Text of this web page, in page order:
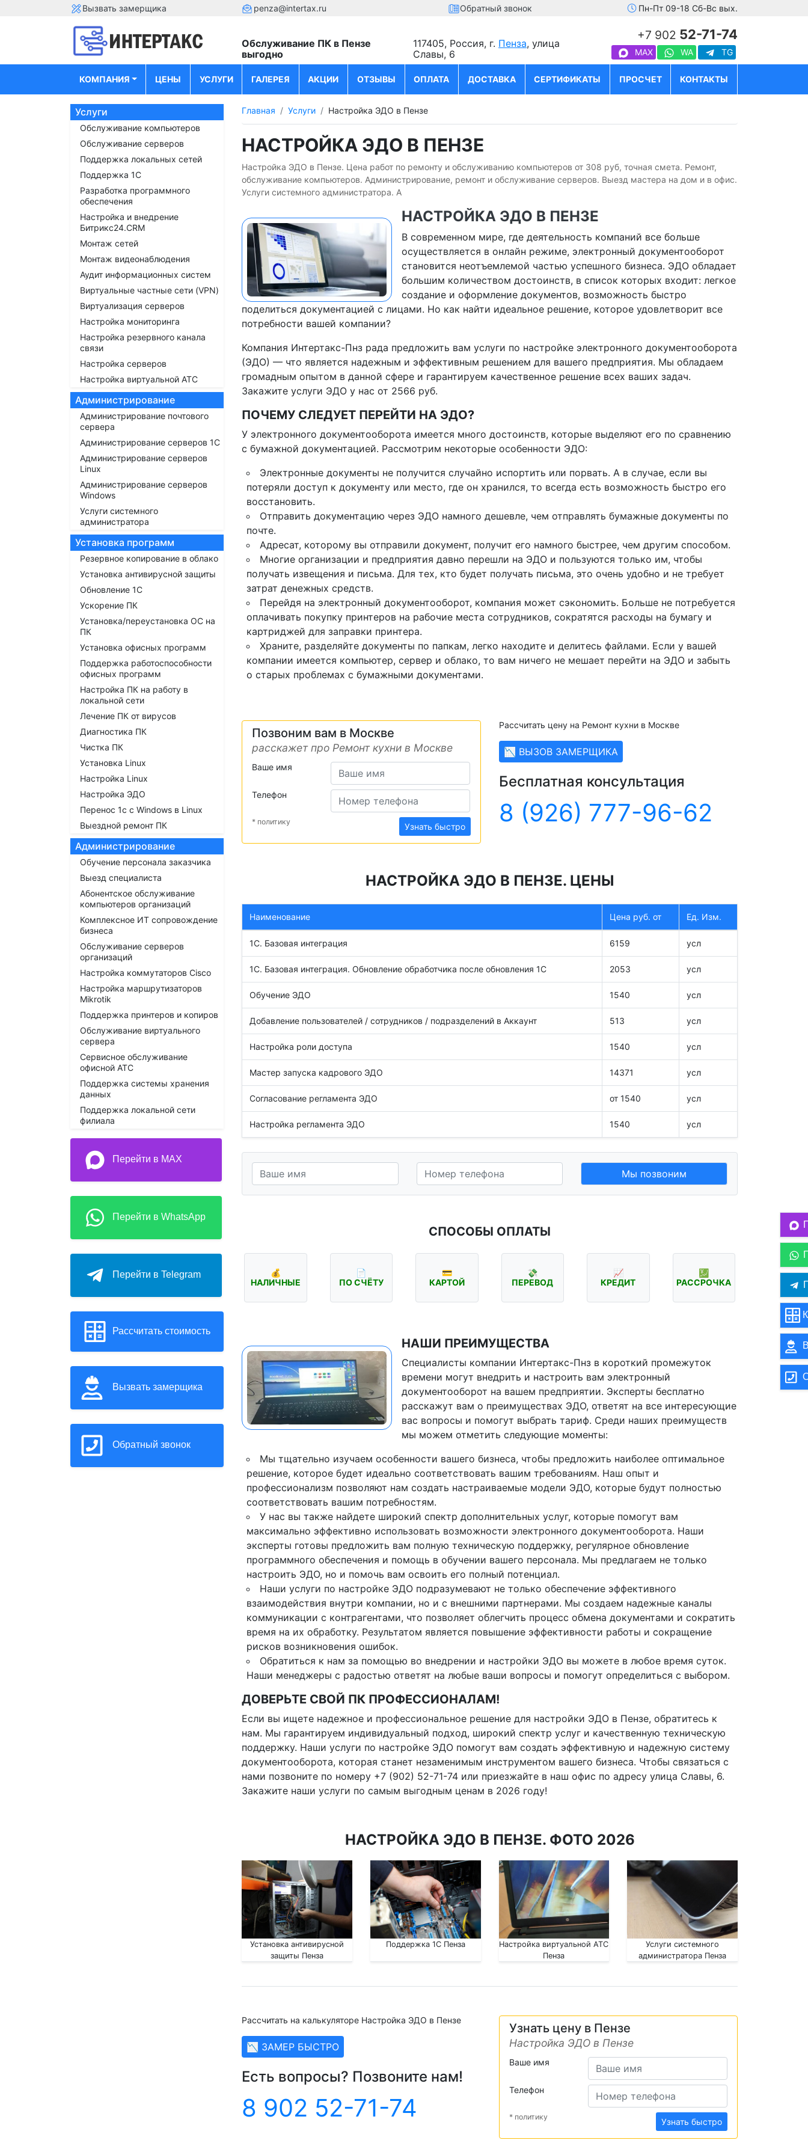
Вызвать замерщика penza@intertax.ru Обратный звонок Пн-Пт 09-18 Сб-Вс вых.
Обслуживание ПК в Пензе
выгодно
117405, Россия, г. Пенза, улица
Славы, 6
+7 902 52-71-74
MAX WA TG
КОМПАНИЯ ЦЕНЫ УСЛУГИ ГАЛЕРЕЯ АКЦИИ ОТЗЫВЫ ОПЛАТА ДОСТАВКА СЕРТИФИКАТЫ ПРОСЧЕТ КОНТАКТЫ
Услуги
Обслуживание компьютеров
Обслуживание серверов
Поддержка локальных сетей
Поддержка 1С
Разработка программного
обеспечения
Настройка и внедрение
Битрикс24.CRM
Монтаж сетей
Монтаж видеонаблюдения
Аудит информационных систем
Виртуальные частные сети (VPN)
Виртуализация серверов
Настройка мониторинга
Настройка резервного канала
связи
Настройка серверов
Настройка виртуальной АТС
Администрирование
Администрирование почтового
сервера
Администрирование серверов 1С
Администрирование серверов
Linux
Администрирование серверов
Windows
Услуги системного
администратора
Установка программ
Резервное копирование в облако
Установка антивирусной защиты
Обновление 1С
Ускорение ПК
Установка/переустановка ОС на
ПК
Установка офисных программ
Поддержка работоспособности
офисных программ
Настройка ПК на работу в
локальной сети
Лечение ПК от вирусов
Диагностика ПК
Чистка ПК
Установка Linux
Настройка Linux
Настройка ЭДО
Перенос 1с с Windows в Linux
Выездной ремонт ПК
Администрирование
Обучение персонала заказчика
Выезд специалиста
Абонентское обслуживание
компьютеров организаций
Комплексное ИТ сопровождение
бизнеса
Обслуживание серверов
организаций
Настройка коммутаторов Cisco
Настройка маршрутизаторов
Mikrotik
Поддержка принтеров и копиров
Обслуживание виртуального
сервера
Сервисное обслуживание
офисной АТС
Поддержка системы хранения
данных
Поддержка локальной сети
филиала
Перейти в MAX
Перейти в WhatsApp
Перейти в Telegram
Рассчитать стоимость
Вызвать замерщика
Обратный звонок
Главная Услуги Настройка ЭДО в Пензе
НАСТРОЙКА ЭДО В ПЕНЗЕ
Настройка ЭДО в Пензе. Цена работ по ремонту и обслуживанию компьютеров от 308 руб, точная смета. Ремонт,
обслуживание компьютеров. Администрирование, ремонт и обслуживание серверов. Выезд мастера на дом и в офис.
Услуги системного администратора. А
НАСТРОЙКА ЭДО В ПЕНЗЕ
В современном мире, где деятельность компаний все больше
осуществляется в онлайн режиме, электронный документооборот
становится неотъемлемой частью успешного бизнеса. ЭДО обладает
большим количеством достоинств, в список которых входит: легкое
создание и оформление документов, возможность быстро
поделиться документацией с лицами. Но как найти идеальное решение, которое удовлетворит все
потребности вашей компании?
Компания Интертакс-Пнз рада предложить вам услуги по настройке электронного документооборота
(ЭДО) — что является надежным и эффективным решением для вашего предприятия. Мы обладаем
громадным опытом в данной сфере и гарантируем качественное решение всех ваших задач.
Закажите услуги ЭДО у нас от 2566 руб.
ПОЧЕМУ СЛЕДУЕТ ПЕРЕЙТИ НА ЭДО?
У электронного документооборота имеется много достоинств, которые выделяют его по сравнению
с бумажной документацией. Рассмотрим некоторые особенности ЭДО:
Электронные документы не получится случайно испортить или порвать. А в случае, если вы
потеряли доступ к документу или место, где он хранился, то всегда есть возможность быстро его
восстановить.
Отправить документацию через ЭДО намного дешевле, чем отправлять бумажные документы по
почте.
Адресат, которому вы отправили документ, получит его намного быстрее, чем другим способом.
Многие организации и предприятия давно перешли на ЭДО и пользуются только им, чтобы
получать извещения и письма. Для тех, кто будет получать письма, это очень удобно и не требует
затрат денежных средств.
Перейдя на электронный документооборот, компания может сэкономить. Больше не потребуется
оплачивать покупку принтеров на рабочие места сотрудников, сократятся расходы на бумагу и
картриджей для заправки принтера.
Храните, разделяйте документы по папкам, легко находите и делитесь файлами. Если у вашей
компании имеется компьютер, сервер и облако, то вам ничего не мешает перейти на ЭДО и забыть
о старых проблемах с бумажными документами.
Позвоним вам в Москве
расскажет про Ремонт кухни в Москве
Ваше имя
Телефон
* политику Узнать быстро
Рассчитать цену на Ремонт кухни в Москве
📉 ВЫЗОВ ЗАМЕРЩИКА
Бесплатная консультация
8 (926) 777-96-62
НАСТРОЙКА ЭДО В ПЕНЗЕ. ЦЕНЫ
Наименование Цена руб. от Ед. Изм.
1С. Базовая интеграция 6159 усл
1С. Базовая интеграция. Обновление обработчика после обновления 1С 2053 усл
Обучение ЭДО 1540 усл
Добавление пользователей / сотрудников / подразделений в Аккаунт 513 усл
Настройка роли доступа 1540 усл
Мастер запуска кадрового ЭДО 14371 усл
Согласование регламента ЭДО от 1540 усл
Настройка регламента ЭДО 1540 усл
Мы позвоним
СПОСОБЫ ОПЛАТЫ
💰
НАЛИЧНЫЕ
📄
ПО СЧЁТУ
💳
КАРТОЙ
💸
ПЕРЕВОД
📈
КРЕДИТ
💹
РАССРОЧКА
НАШИ ПРЕИМУЩЕСТВА
Специалисты компании Интертакс-Пнз в короткий промежуток
времени могут внедрить и настроить вам электронный
документооборот на вашем предприятии. Эксперты бесплатно
расскажут вам о преимуществах ЭДО, ответят на все интересующие
вас вопросы и помогут выбрать тариф. Среди наших преимуществ
мы можем отметить следующие моменты:
Мы тщательно изучаем особенности вашего бизнеса, чтобы предложить наиболее оптимальное
решение, которое будет идеально соответствовать вашим требованиям. Наш опыт и
профессионализм позволяют нам создать настраиваемые модели ЭДО, которые будут полностью
соответствовать вашим потребностям.
У нас вы также найдете широкий спектр дополнительных услуг, которые помогут вам
максимально эффективно использовать возможности электронного документооборота. Наши
эксперты готовы предложить вам полную техническую поддержку, регулярное обновление
программного обеспечения и помощь в обучении вашего персонала. Мы предлагаем не только
настроить ЭДО, но и помочь вам освоить его полный потенциал.
Наши услуги по настройке ЭДО подразумевают не только обеспечение эффективного
взаимодействия внутри компании, но и с внешними партнерами. Мы создаем надежные каналы
коммуникации с контрагентами, что позволяет облегчить процесс обмена документами и сократить
время на их обработку. Результатом является повышение эффективности работы и сокращение
рисков возникновения ошибок.
Обратиться к нам за помощью во внедрении и настройки ЭДО вы можете в любое время суток.
Наши менеджеры с радостью ответят на любые ваши вопросы и помогут определиться с выбором.
ДОВЕРЬТЕ СВОЙ ПК ПРОФЕССИОНАЛАМ!
Если вы ищете надежное и профессиональное решение для настройки ЭДО в Пензе, обратитесь к
нам. Мы гарантируем индивидуальный подход, широкий спектр услуг и качественную техническую
поддержку. Наши услуги по настройке ЭДО помогут вам создать эффективную и надежную систему
документооборота, которая станет незаменимым инструментом вашего бизнеса. Чтобы связаться с
нами позвоните по номеру +7 (902) 52-71-74 или приезжайте в наш офис по адресу улица Славы, 6.
Закажите наши услуги по самым выгодным ценам в 2026 году!
НАСТРОЙКА ЭДО В ПЕНЗЕ. ФОТО 2026
Установка антивирусной
защиты Пенза
Поддержка 1С Пенза
Настройка виртуальной АТС
Пенза
Услуги системного
администратора Пенза
Рассчитать на калькуляторе Настройка ЭДО в Пензе
📉 ЗАМЕР БЫСТРО
Есть вопросы? Позвоните нам!
8 902 52-71-74
Узнать цену в Пензе
Настройка ЭДО в Пензе
Ваше имя
Телефон
* политику Узнать быстро